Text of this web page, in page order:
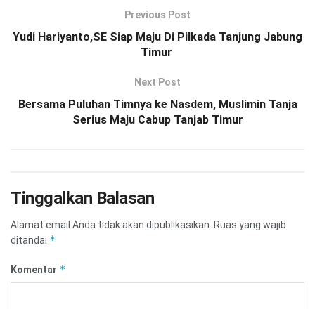
Previous Post
Yudi Hariyanto,SE Siap Maju Di Pilkada Tanjung Jabung
Timur
Next Post
Bersama Puluhan Timnya ke Nasdem, Muslimin Tanja
Serius Maju Cabup Tanjab Timur
Tinggalkan Balasan
Alamat email Anda tidak akan dipublikasikan. Ruas yang wajib
ditandai *
Komentar *